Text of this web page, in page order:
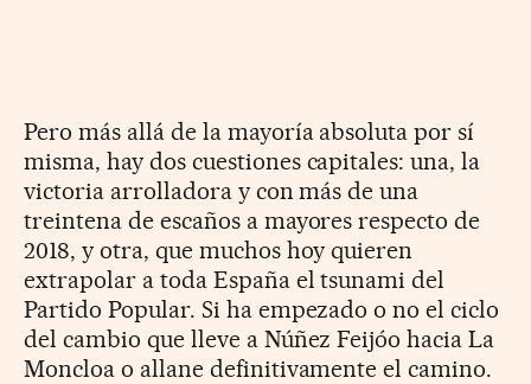
Pero más allá de la mayoría absoluta por sí
misma, hay dos cuestiones capitales: una, la
victoria arrolladora y con más de una
treintena de escaños a mayores respecto de
2018, y otra, que muchos hoy quieren
extrapolar a toda España el tsunami del
Partido Popular. Si ha empezado o no el ciclo
del cambio que lleve a Núñez Feijóo hacia La
Moncloa o allane definitivamente el camino.